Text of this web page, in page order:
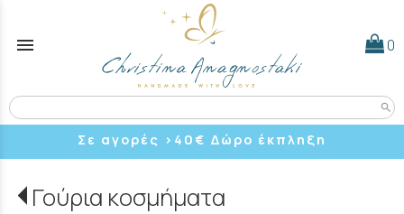
menu 0
search
Σε αγορές >40 € Δώρο έκπληξη
Γούρια κοσμήματα